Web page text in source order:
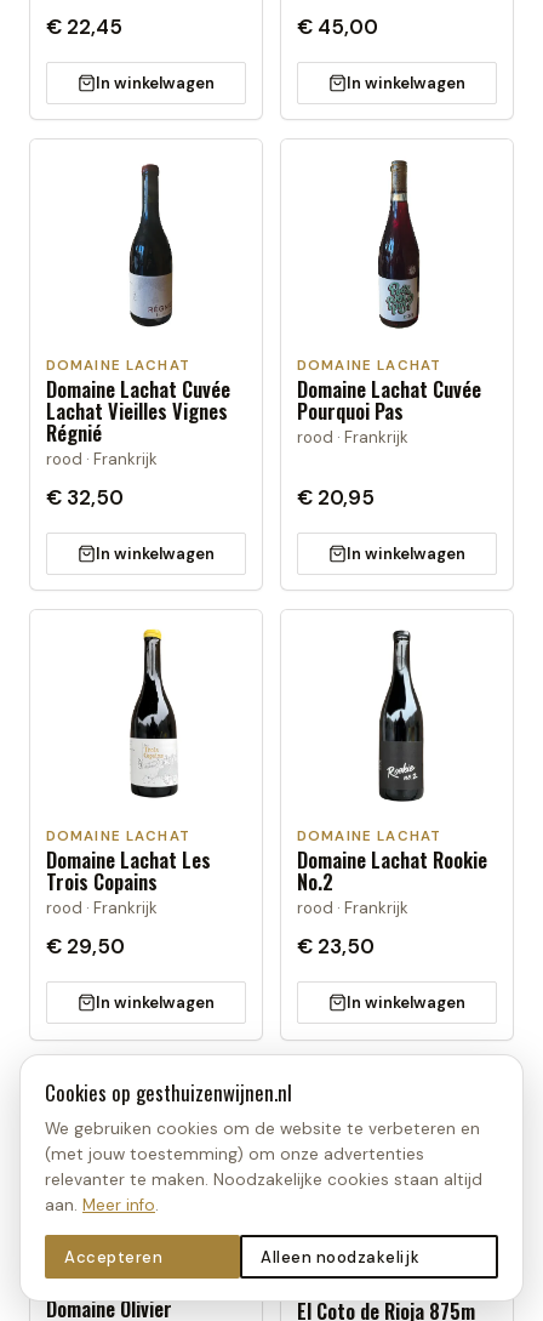
€ 22,45
In winkelwagen
€ 45,00
In winkelwagen
DOMAINE LACHAT
Domaine Lachat Cuvée
Lachat Vieilles Vignes
Régnié
rood · Frankrijk
€ 32,50
In winkelwagen
DOMAINE LACHAT
Domaine Lachat Cuvée
Pourquoi Pas
rood · Frankrijk
€ 20,95
In winkelwagen
DOMAINE LACHAT
Domaine Lachat Les
Trois Copains
rood · Frankrijk
€ 29,50
In winkelwagen
DOMAINE LACHAT
Domaine Lachat Rookie
No.2
rood · Frankrijk
€ 23,50
In winkelwagen
Domaine Olivier El Coto de Rioja 875m
Cookies op gesthuizenwijnen.nl
We gebruiken cookies om de website te verbeteren en
(met jouw toestemming) om onze advertenties
relevanter te maken. Noodzakelijke cookies staan altijd
aan. Meer info.
Accepteren Alleen noodzakelijk